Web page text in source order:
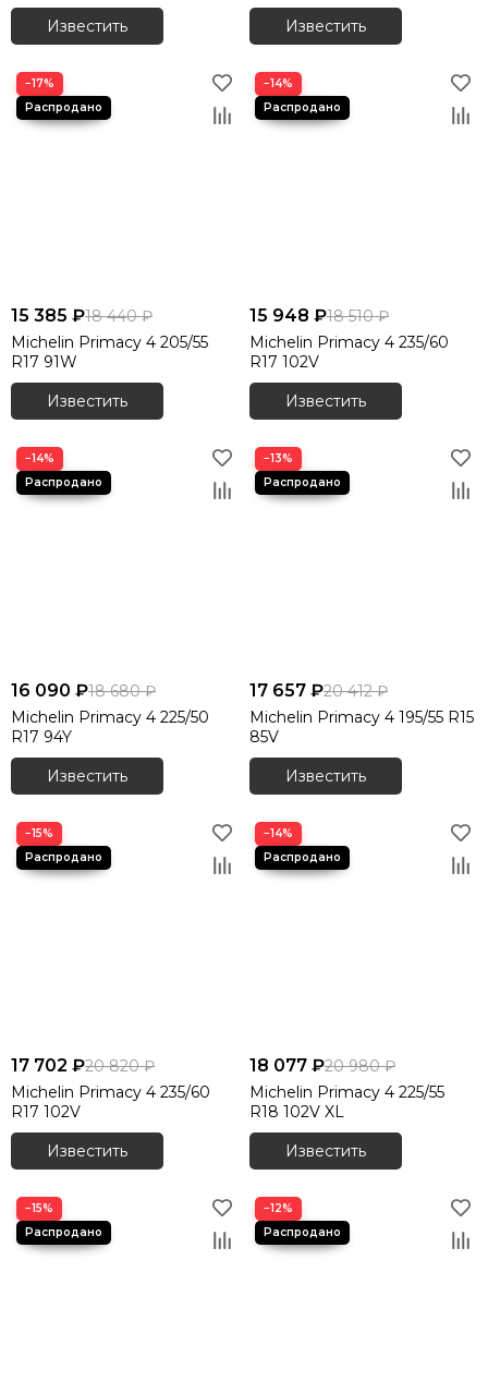
Известить
Известить
−17%
15 385 ₽18 440 ₽
Michelin Primacy 4 205/55
R17 91W
Известить
−14%
15 948 ₽18 510 ₽
Michelin Primacy 4 235/60
R17 102V
Известить
−14%
16 090 ₽18 680 ₽
Michelin Primacy 4 225/50
R17 94Y
Известить
−13%
17 657 ₽20 412 ₽
Michelin Primacy 4 195/55 R15
85V
Известить
−15%
17 702 ₽20 820 ₽
Michelin Primacy 4 235/60
R17 102V
Известить
−14%
18 077 ₽20 980 ₽
Michelin Primacy 4 225/55
R18 102V XL
Известить
−15% −12%